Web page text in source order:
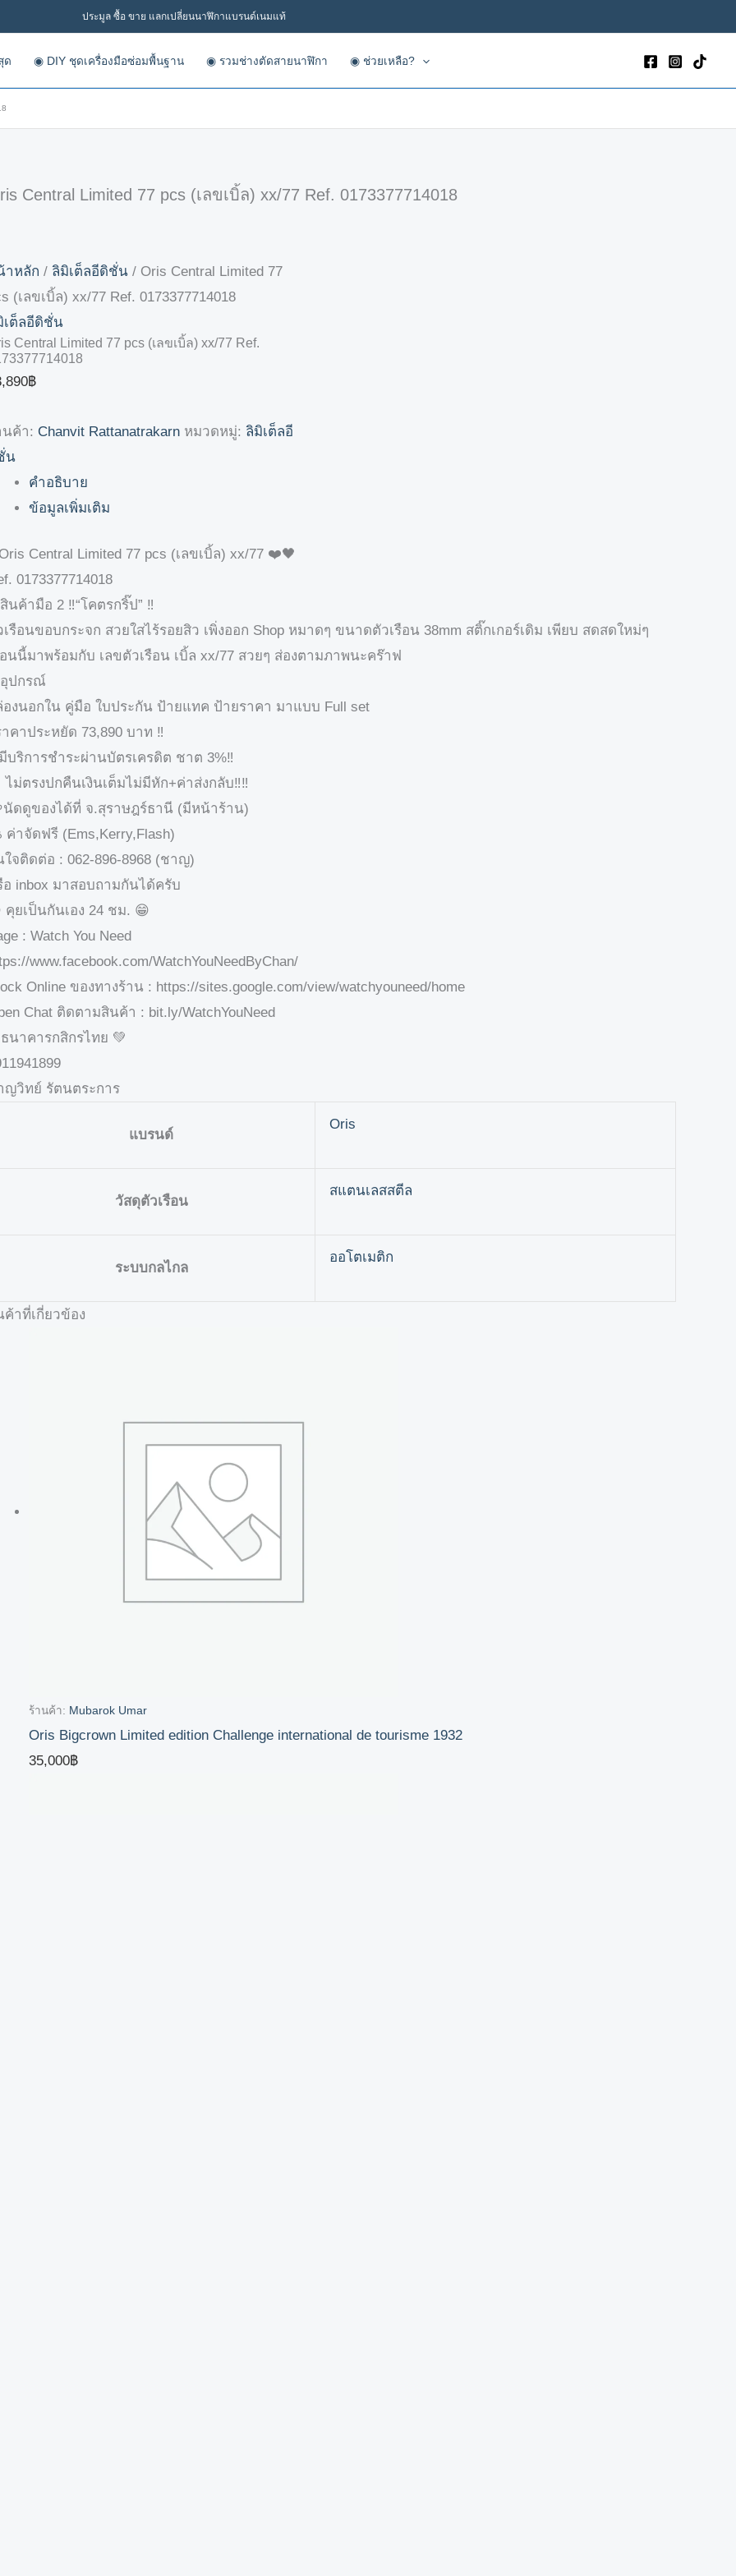
ประมูล ซื้อ ขาย แลกเปลี่ยนนาฬิกาแบรนด์เนมแท้
ด ◉ DIY ชุดเครื่องมือซ่อมพื้นฐาน ◉ รวมช่างตัดสายนาฬิกา ◉ ช่วยเหลือ?
Central Limited 77 pcs (เลขเบิ้ล) xx/77 Ref. 0173377714018
าหลัก / ลิมิเต็ลอีดิชั่น / Oris Central Limited 77
(เลขเบิ้ล) xx/77 Ref. 0173377714018
เต็ลอีดิชั่น
Central Limited 77 pcs (เลขเบิ้ล) xx/77 Ref.
฿
นค้า: Chanvit Rattanatrakarn หมวดหมู่: ลิมิเต็ลอี
น
คำอธิบาย
ข้อมูลเพิ่มเติม
Central Limited 77 pcs (เลขเบิ้ล) xx/77 ❤️🖤
0173377714018
นค้ามือ 2 ‼️“โคตรกริ๊ป” ‼️
เรือนขอบกระจก สวยใสไร้รอยสิว เพิ่งออก Shop หมาดๆ ขนาดตัวเรือน 38mm สติ๊กเกอร์เดิม เพียบ สดสดใหม่ๆ
อนนี้มาพร้อมกับ เลขตัวเรือน เบิ้ล xx/77 สวยๆ ส่องตามภาพนะคร๊าฟ
ปกรณ์
องนอกใน คู่มือ ใบประกัน ป้ายแทค ป้ายราคา มาแบบ Full set
าคาประหยัด 73,890 บาท ‼️
บริการชำระผ่านบัตรเครดิต ชาต 3%‼️
ไม่ตรงปกคืนเงินเต็มไม่มีหัก+ค่าส่งกลับ‼️‼️
ดดูของได้ที่ จ.สุราษฎร์ธานี (มีหน้าร้าน)
าจัดฟรี (Ems,Kerry,Flash)
ใจติดต่อ : 062-896-8968 (ชาญ)
อ inbox มาสอบถามกันได้ครับ
คุยเป็นกันเอง 24 ชม. 😁
: Watch You Need
www.facebook.com/WatchYouNeedByChan/
Online ของทางร้าน : https://sites.google.com/view/watchyouneed/home
Chat ติดตามสินค้า : bit.ly/WatchYouNeed
นาคารกสิกรไทย 💚
ญวิทย์ รัตนตระการ
แบรนด์
Oris
วัสดุตัวเรือน
สแตนเลสสตีล
ระบบกลไกล
ออโตเมติก
ค้าที่เกี่ยวข้อง
ร้านค้า: Mubarok Umar
Oris Bigcrown Limited edition Challenge international de tourisme 1932
35,000฿